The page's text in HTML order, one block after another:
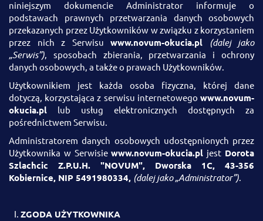
niniejszym dokumencie Administrator informuje o
podstawach prawnych przetwarzania danych osobowych
przekazanych przez Użytkowników w związku z korzystaniem
przez nich z Serwisu www.novum-okucia.pl
(dalej jako
„Serwis”), sposobach zbierania, przetwarzania i ochrony
danych osobowych, a także o prawach Użytkowników.
Użytkownikiem jest każda osoba fizyczna, której dane
dotyczą, korzystająca z serwisu internetowego www.novum-
okucia.pl lub usług elektronicznych dostępnych za
pośrednictwem Serwisu.
Administratorem danych osobowych udostępnionych przez
Użytkownika w Serwisiewww.novum-okucia.pl jest Dorota
Szlachcic Z.P.U.H. "NOVUM", Dworska 1C, 43-356
Kobiernice, NIP 5491980334, (dalej jako „Administrator”).
ZGODA UŻYTKOWNIKA